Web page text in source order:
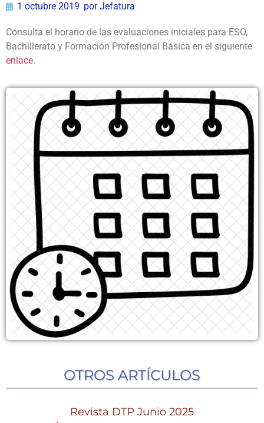
1 octubre 2019 porJefatura
Consulta el horario de las evaluaciones iniciales para ESO,
Bachillerato y Formación Profesional Básica en el siguiente
enlace.
OTROS ARTÍCULOS
Revista DTP Junio 2025